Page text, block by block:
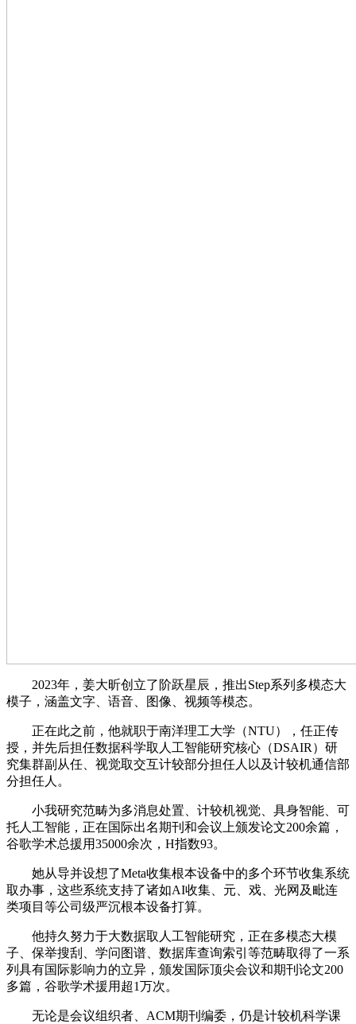
2023年，姜大昕创立了阶跃星辰，推出Step系列多模态大
模子，涵盖文字、语音、图像、视频等模态。
正在此之前，他就职于南洋理工大学（NTU），任正传
授，并先后担任数据科学取人工智能研究核心（DSAIR）研
究集群副从任、视觉取交互计较部分担任人以及计较机通信部
分担任人。
小我研究范畴为多消息处置、计较机视觉、具身智能、可
托人工智能，正在国际出名期刊和会议上颁发论文200余篇，
谷歌学术总援用35000余次，H指数93。
她从导并设想了Meta收集根本设备中的多个环节收集系统
取办事，这些系统支持了诸如AI收集、元、戏、光网及毗连
类项目等公司级严沉根本设备打算。
他持久努力于大数据取人工智能研究，正在多模态大模
子、保举搜刮、学问图谱、数据库查询索引等范畴取得了一系
列具有国际影响力的立异，颁发国际顶尖会议和期刊论文200
多篇，谷歌学术援用超1万次。
无论是会议组织者、ACM期刊编委，仍是计较机科学课